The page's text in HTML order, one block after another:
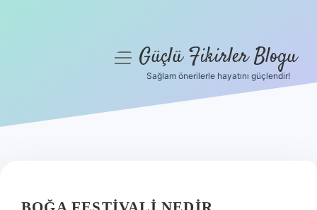
Hakkımızda
menüyüGüçlü Fikirler Blogu
Sağlam önerilerle hayatını güçlendir!